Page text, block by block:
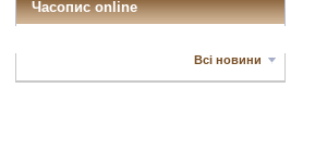
Часопис online
Всі новини